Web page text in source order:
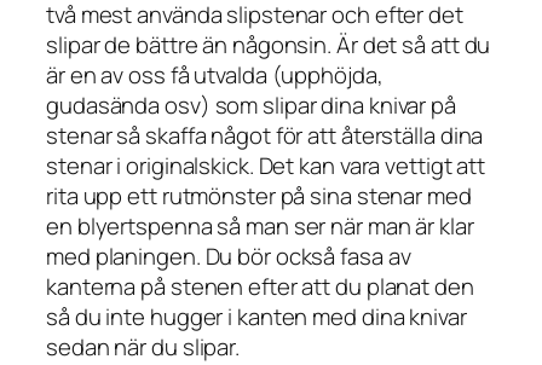
två mest använda slipstenar och efter det
slipar de bättre än någonsin. Är det så att du
är en av oss få utvalda (upphöjda,
gudasända osv) som slipar dina knivar på
stenar så skaffa något för att återställa dina
stenar i originalskick. Det kan vara vettigt att
rita upp ett rutmönster på sina stenar med
en blyertspenna så man ser när man är klar
med planingen. Du bör också fasa av
kanterna på stenen efter att du planat den
så du inte hugger i kanten med dina knivar
sedan när du slipar.